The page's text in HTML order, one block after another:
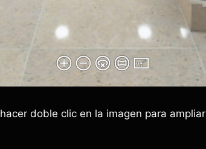
hacer doble clic en la imagen para ampliar